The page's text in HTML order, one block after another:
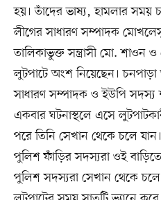
হয়। তাঁদের ভাষ্য, হামলার সময়
লীগের সাধারণ সম্পাদক
তালিকাভুক্ত সন্ত্রাসী মো. শাওন
লুটপাটে অংশ নিয়েছেন। চনপাড়া
সাধারণ সম্পাদক ও ইউপি
একবার ঘটনাস্থলে এসে
পরে তিনি সেখান থেকে চলে
পুলিশ ফাঁড়ির সদস্যরা ওই
পুলিশ সদস্যরা সেখান থেকে